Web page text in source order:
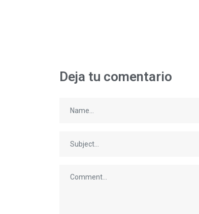
Deja tu comentario